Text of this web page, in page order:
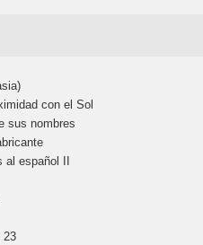
con el Sol
sus nombres
español II
23